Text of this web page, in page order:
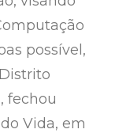
possível,
fechou
Vida, em